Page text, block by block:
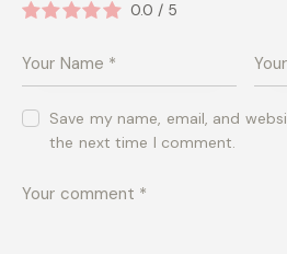
0.0 / 5
Save my name, email, and
the next time I comment.